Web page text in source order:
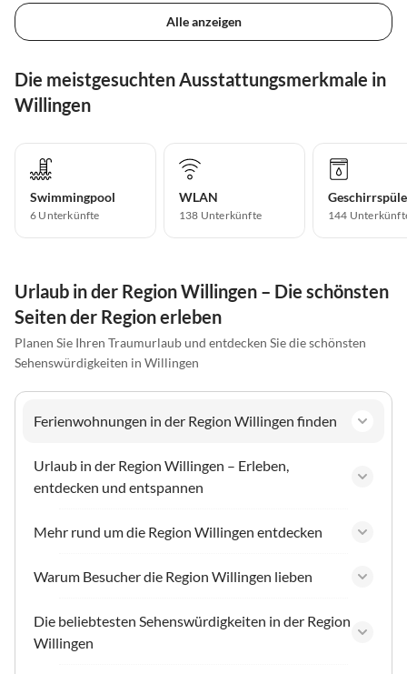
Alle anzeigen
Die meistgesuchten Ausstattungsmerkmale in
Willingen
Swimmingpool
6 Unterkünfte
WLAN
138 Unterkünfte 144
Urlaub in der Region Willingen – Die schönsten
Seiten der Region erleben
Planen Sie Ihren Traumurlaub und entdecken Sie die schönsten
Sehenswürdigkeiten in Willingen
Ferienwohnungen in der Region Willingen finden
Urlaub in der Region Willingen – Erleben,
entdecken und entspannen
Mehr rund um die Region Willingen entdecken
Warum Besucher die Region Willingen lieben
Die beliebtesten Sehenswürdigkeiten in der Region
Willingen